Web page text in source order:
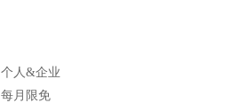
个人&企业
每月限免